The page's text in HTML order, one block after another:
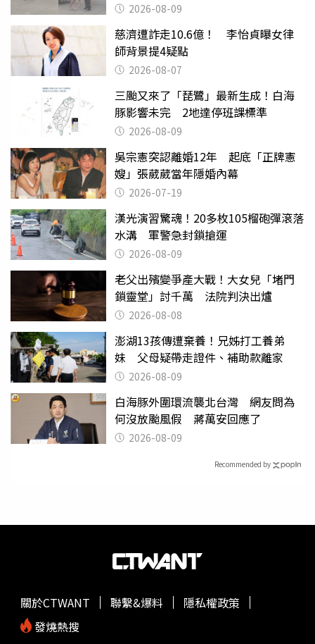
2026-08-09
慈濟遭詐走10.6億！ 李怡貞曝女律
師背景提4疑點
2026-08-07
三颱又來了「琵鷺」最新生成！白海
豚影響未完 2地達停班課標準
2026-08-09
吳宗憲突認離婚12年 起底「正牌憲
嫂」張葳葳當年隱婚內幕
2026-07-19
漢光演習驚魂！20多枚105榴砲彈滾落
水溝 軍警急封鎖搶運
2026-08-09
老父出殯變爭產大戰！大女兒「堵門
鎖靈堂」討千萬 法院判決出爐
2026-08-08
澎湖13孩傳遭棄養！兄姊打工養弟
妹 父母疑帶走證件、補助款離家
2026-08-09
白海豚外圍環流襲北台灣 網友問為
何沒放颱風假 蔣萬安回應了
2026-08-09
Recommended by
關於CTWANT 聯繫&爆料
隱私權政策
發燒熱搜